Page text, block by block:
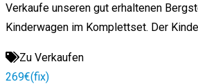
Verkaufe unseren gut erhaltenen
Kinderwagen im Komplettset. Der
Zu Verkaufen
269€(fix)